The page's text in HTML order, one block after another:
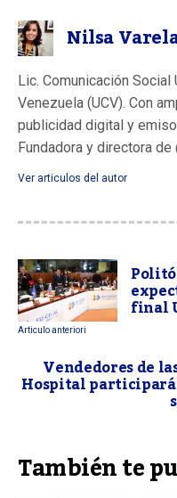
Nilsa
Lic. Comunicación
Venezuela (UCV). Con
publicidad digital y
Fundadora y directora
Ver articulos del autor
final
Articulo anteriori
Vendedores de
Hospital
También te